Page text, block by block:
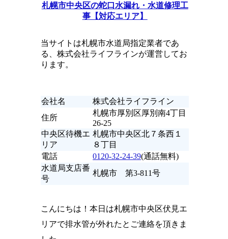
札幌市中央区の蛇口水漏れ・水道修理工
事【対応エリア】
当サイトは札幌市水道局指定業者であ
る、株式会社ライフラインが運営してお
ります。
会社名
株式会社ライフライン
住所
札幌市厚別区厚別南4丁目
26-25
中央区待機エ
リア
札幌市中央区北７条西１
８丁目
電話
0120-32-24-39(通話無料)
水道局支店番
号
札幌市 第3-811号
こんにちは！本日は札幌市中央区伏見エ
リアで排水管が外れたとご連絡を頂きま